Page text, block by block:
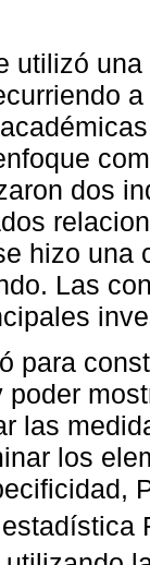
utilizó
dos
hizo una
Las
para
poder
las
los